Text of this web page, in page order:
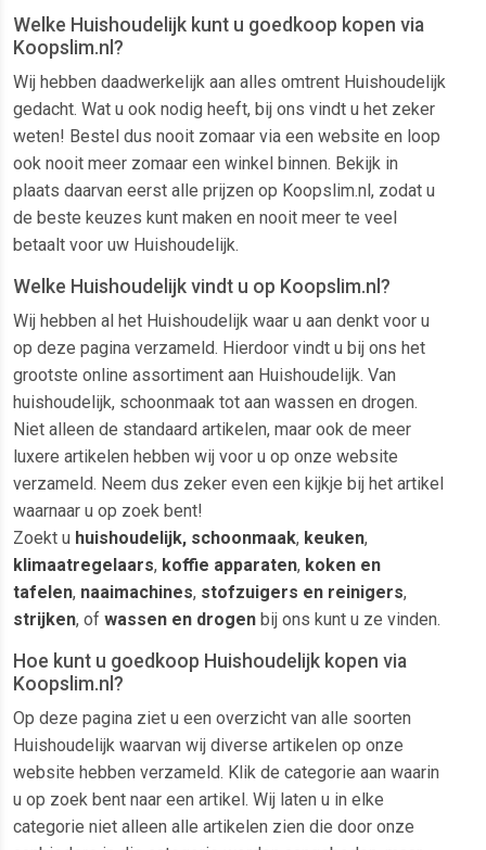
Welke Huishoudelijk kunt u goedkoop kopen via
Koopslim.nl?
Wij hebben daadwerkelijk aan alles omtrent Huishoudelijk
gedacht. Wat u ook nodig heeft, bij ons vindt u het zeker
weten! Bestel dus nooit zomaar via een website en loop
ook nooit meer zomaar een winkel binnen. Bekijk in
plaats daarvan eerst alle prijzen op Koopslim.nl, zodat u
de beste keuzes kunt maken en nooit meer te veel
betaalt voor uw Huishoudelijk.
Welke Huishoudelijk vindt u op Koopslim.nl?
Wij hebben al het Huishoudelijk waar u aan denkt voor u
op deze pagina verzameld. Hierdoor vindt u bij ons het
grootste online assortiment aan Huishoudelijk. Van
huishoudelijk, schoonmaak tot aan wassen en drogen.
Niet alleen de standaard artikelen, maar ook de meer
luxere artikelen hebben wij voor u op onze website
verzameld. Neem dus zeker even een kijkje bij het artikel
waarnaar u op zoek bent!
Zoekt u huishoudelijk, schoonmaak, keuken,
klimaatregelaars, koffie apparaten, koken en
tafelen, naaimachines, stofzuigers en reinigers,
strijken, of wassen en drogen bij ons kunt u ze vinden.
Hoe kunt u goedkoop Huishoudelijk kopen via
Koopslim.nl?
Op deze pagina ziet u een overzicht van alle soorten
Huishoudelijk waarvan wij diverse artikelen op onze
website hebben verzameld. Klik de categorie aan waarin
u op zoek bent naar een artikel. Wij laten u in elke
categorie niet alleen alle artikelen zien die door onze